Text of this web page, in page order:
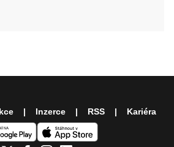
Inzerce RSS Kariéra